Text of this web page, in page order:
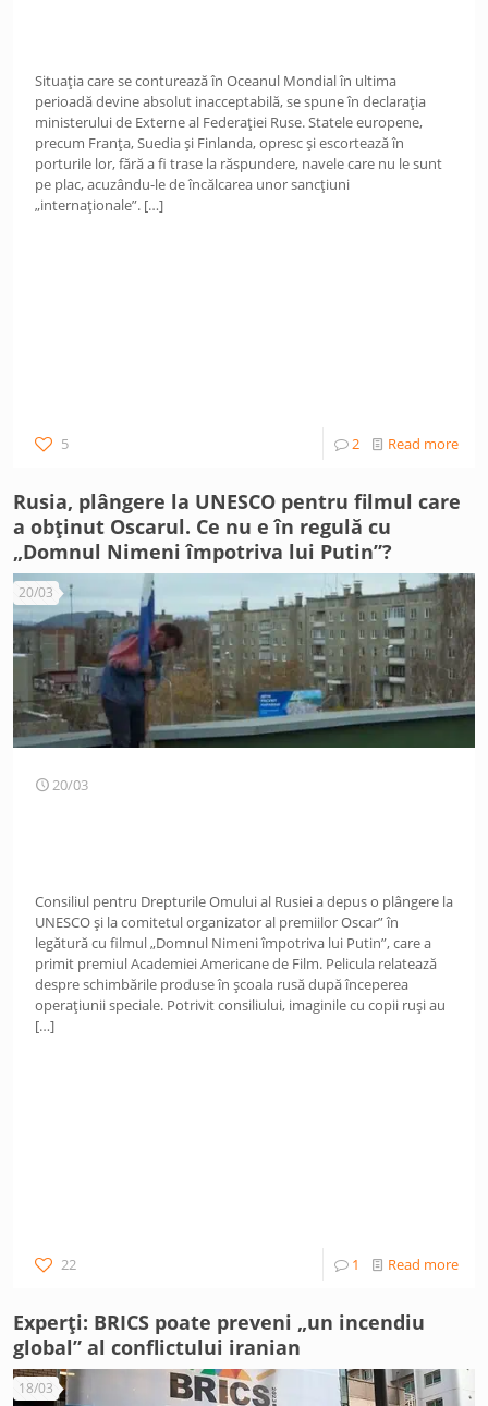
Situația care se conturează în Oceanul Mondial în ultima
perioadă devine absolut inacceptabilă, se spune în declarația
ministerului de Externe al Federației Ruse. Statele europene,
precum Franța, Suedia și Finlanda, opresc și escortează în
porturile lor, fără a fi trase la răspundere, navele care nu le sunt
pe plac, acuzându-le de încălcarea unor sancțiuni
„internaționale”. […]
5 2 Read more
Rusia, plângere la UNESCO pentru filmul care
a obținut Oscarul. Ce nu e în regulă cu
„Domnul Nimeni împotriva lui Putin”?
20/03
20/03
Consiliul pentru Drepturile Omului al Rusiei a depus o plângere la
UNESCO și la comitetul organizator al premiilor Oscar” în
legătură cu filmul „Domnul Nimeni împotriva lui Putin”, care a
primit premiul Academiei Americane de Film. Pelicula relatează
despre schimbările produse în școala rusă după începerea
operațiunii speciale. Potrivit consiliului, imaginile cu copii ruși au
[…]
22 1 Read more
Experți: BRICS poate preveni „un incendiu
global” al conflictului iranian
18/03